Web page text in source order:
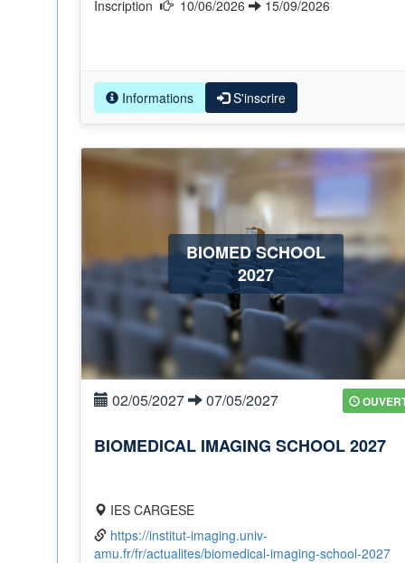
10/06/2026 15/09/2026
Informations S'inscrire
BIOMED SCHOOL
2027
02/05/2027 07/05/2027
BIOMEDICAL IMAGING SCHOOL 2027
IES CARGESE
https://institut-imaging.univ-
amu.fr/fr/actualites/biomedical-imaging-school-2027